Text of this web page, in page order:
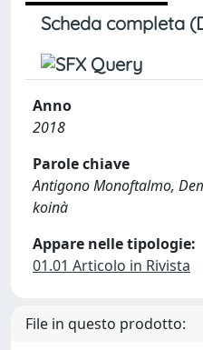
Scheda completa
Anno
2018
Parole chiave
Antigono Monoftalmo,
koinà
Appare nelle tipologie:
01.01 Articolo in Rivista
File in questo prodotto: